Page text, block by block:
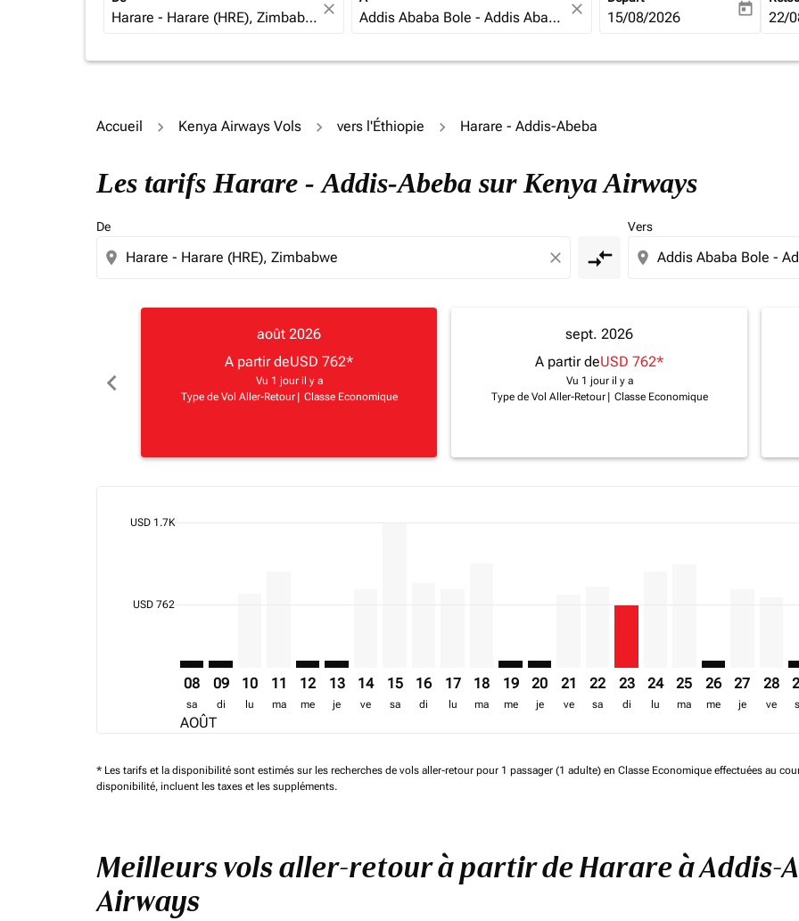
close close fc-booking-departure-date-
15/08/2026 today fc-
22/
Accueil Kenya Airways Vols vers l'Éthiopie Harare - Addis-Abeba
Les tarifs Harare - Addis-Abeba sur Kenya Airways
De
location_on close compare_arrows
Vers
location_on
chevron_left
août 2026
A partir deUSD 762*
Vu 1 jour il y a
Type de Vol Aller-Retour
Classe Economique
sept. 2026
A partir deUSD 762*
Vu 1 jour il y a
Type de Vol Aller-Retour
Classe Economique
USD 762
USD 1.7Kcmp-daily-histogram-bars-legend-max-price-aria-label USD 1.7K
Displaying fares for août-2026
08
sa
AOÛT
09
di
10
lu
11
ma
12
me
13
je
14
ve
15
sa
16
di
17
lu
18
ma
HRE–ADD: cmp-view-offers-disclaimer.
19
me
HRE–ADD: cmp-view-offers-disclaimer.
20
je
HRE–ADD, 21/08/2026 – 28/08/
21
ve
HRE–ADD, 22/08/2026 – 29/08/
22
sa
HRE–ADD, 23/08/2026 –
23
di
HRE–ADD, 24/08/
24
lu
HRE–ADD, 25/08/
25
ma
HRE–ADD:
26
me
27
je
28
ve
* Les tarifs et la disponibilité sont estimés sur les recherches de vols aller-retour pour 1 passager (1 adulte) en Classe Economique effectuées au
disponibilité, incluent les taxes et les suppléments.
Meilleurs vols aller-retour à partir de Harare à Addis-
Airways